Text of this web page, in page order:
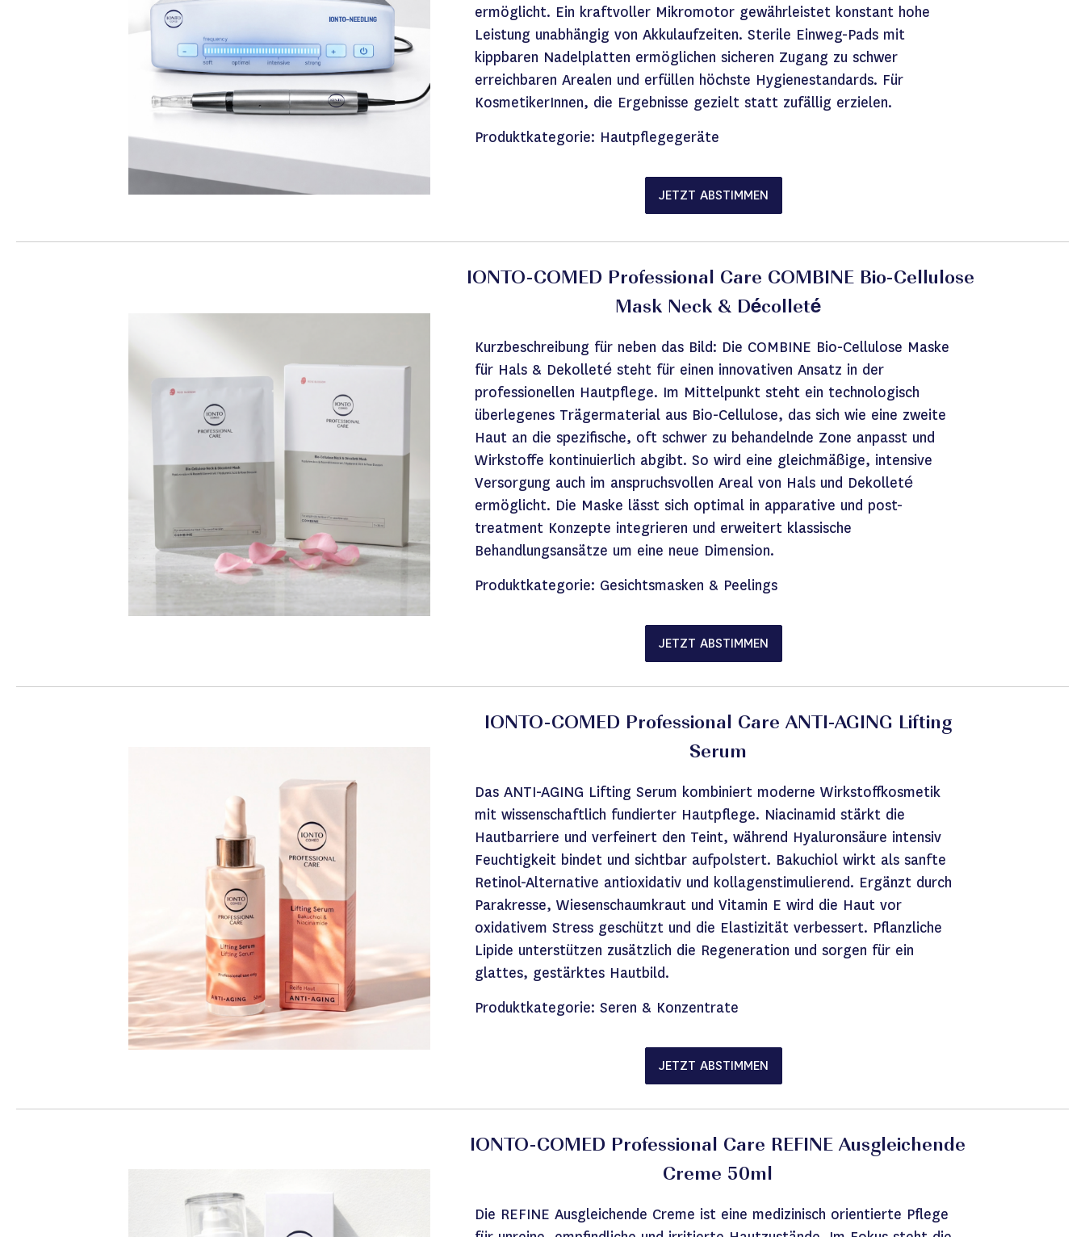
ermöglicht. Ein kraftvoller Mikromotor gewährleistet konstant hohe
Leistung unabhängig von Akkulaufzeiten. Sterile Einweg-Pads mit
kippbaren Nadelplatten ermöglichen sicheren Zugang zu schwer
erreichbaren Arealen und erfüllen höchste Hygienestandards. Für
KosmetikerInnen, die Ergebnisse gezielt statt zufällig erzielen.
Produktkategorie: Hautpflegegeräte
JETZT ABSTIMMEN
IONTO-COMED Professional Care COMBINE Bio-Cellulose
Mask Neck & Décolleté
Kurzbeschreibung für neben das Bild: Die COMBINE Bio-Cellulose Maske
für Hals & Dekolleté steht für einen innovativen Ansatz in der
professionellen Hautpflege. Im Mittelpunkt steht ein technologisch
überlegenes Trägermaterial aus Bio-Cellulose, das sich wie eine zweite
Haut an die spezifische, oft schwer zu behandelnde Zone anpasst und
Wirkstoffe kontinuierlich abgibt. So wird eine gleichmäßige, intensive
Versorgung auch im anspruchsvollen Areal von Hals und Dekolleté
ermöglicht. Die Maske lässt sich optimal in apparative und post-
treatment Konzepte integrieren und erweitert klassische
Behandlungsansätze um eine neue Dimension.
Produktkategorie: Gesichtsmasken & Peelings
JETZT ABSTIMMEN
IONTO-COMED Professional Care ANTI-AGING Lifting
Serum
Das ANTI-AGING Lifting Serum kombiniert moderne Wirkstoffkosmetik
mit wissenschaftlich fundierter Hautpflege. Niacinamid stärkt die
Hautbarriere und verfeinert den Teint, während Hyaluronsäure intensiv
Feuchtigkeit bindet und sichtbar aufpolstert. Bakuchiol wirkt als sanfte
Retinol-Alternative antioxidativ und kollagenstimulierend. Ergänzt durch
Parakresse, Wiesenschaumkraut und Vitamin E wird die Haut vor
oxidativem Stress geschützt und die Elastizität verbessert. Pflanzliche
Lipide unterstützen zusätzlich die Regeneration und sorgen für ein
glattes, gestärktes Hautbild.
Produktkategorie: Seren & Konzentrate
JETZT ABSTIMMEN
IONTO-COMED Professional Care REFINE Ausgleichende
Creme 50ml
Die REFINE Ausgleichende Creme ist eine medizinisch orientierte Pflege